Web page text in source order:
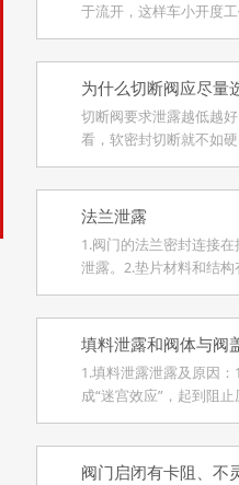
于流开，这样车小开度
为什么切断阀应尽量
切断阀要求泄露越低越
看，软密封切断就不如硬
法兰泄露
1.阀门的法兰密封连接
泄露。2.垫片材料和结
制密封。
填料泄露和阀体与阀
1.填料泄露泄露及原因
成“迷宫效应”，起到阻止
阀门启闭有卡阻、不